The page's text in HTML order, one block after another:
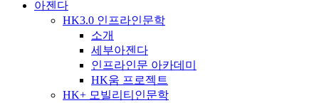
아젠다
HK3.0 인프라인문학
소개
세부아젠다
인프라인문 아카데미
HK움 프로젝트
HK+ 모빌리티인문학